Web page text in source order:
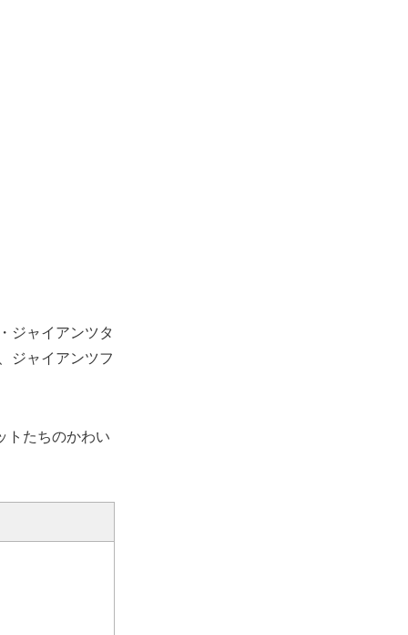
ジャイアンツタ
ジャイアンツフ
トたちのかわい